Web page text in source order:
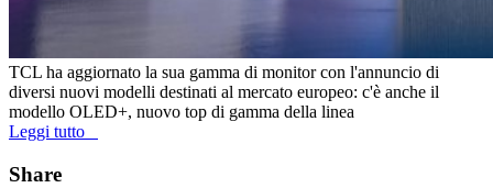
TCL ha aggiornato la sua gamma di monitor con l'annuncio di
diversi nuovi modelli destinati al mercato europeo: c'è anche il
modello OLED+, nuovo top di gamma della linea
Leggi tutto
Share